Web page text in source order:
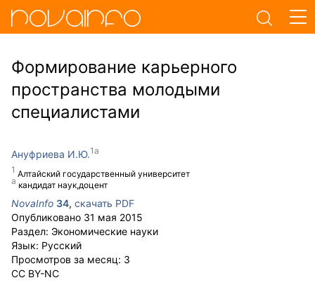
Формирование карьерного
пространства молодыми
специалистами
Ануфриева И.Ю.
Алтайский государственный университет
кандидат наук,доцент
NovaInfo 34, скачать PDF
Опубликовано 31 мая 2015
Раздел: Экономические науки
Язык: Русский
Просмотров за месяц: 3
CC BY-NC